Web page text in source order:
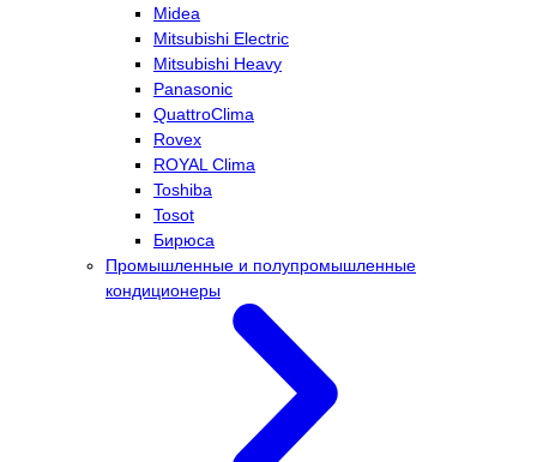
Midea
Mitsubishi Electric
Mitsubishi Heavy
Panasonic
QuattroClima
Rovex
ROYAL Clima
Toshiba
Tosot
Бирюса
Промышленные и полупромышленные
кондиционеры